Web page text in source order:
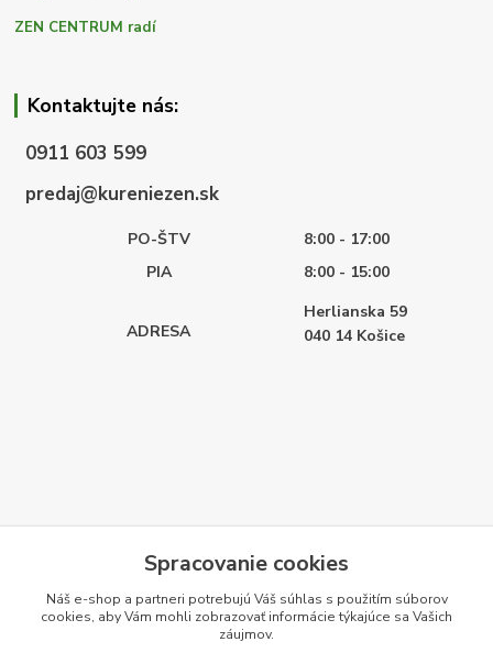
ZEN CENTRUM radí
Kontaktujte nás:
0911 603 599
predaj@kureniezen.sk
PO-ŠTV
8:00 - 17:00
PIA
8:00 - 15:00
ADRESA
Herlianska 59
040 14 Košice
Spracovanie cookies
Náš e-shop a partneri potrebujú Váš súhlas s použitím súborov
cookies, aby Vám mohli zobrazovať informácie týkajúce sa Vašich
záujmov.